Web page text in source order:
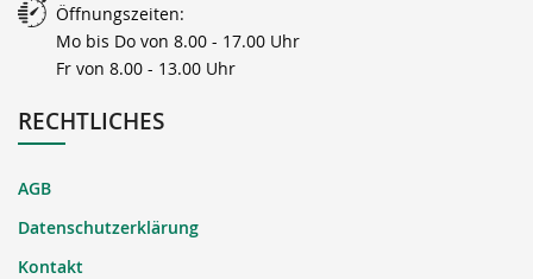
Öffnungszeiten:
Mo bis Do von 8.00 - 17.00 Uhr
Fr von 8.00 - 13.00 Uhr
RECHTLICHES
AGB
Datenschutzerklärung
Kontakt